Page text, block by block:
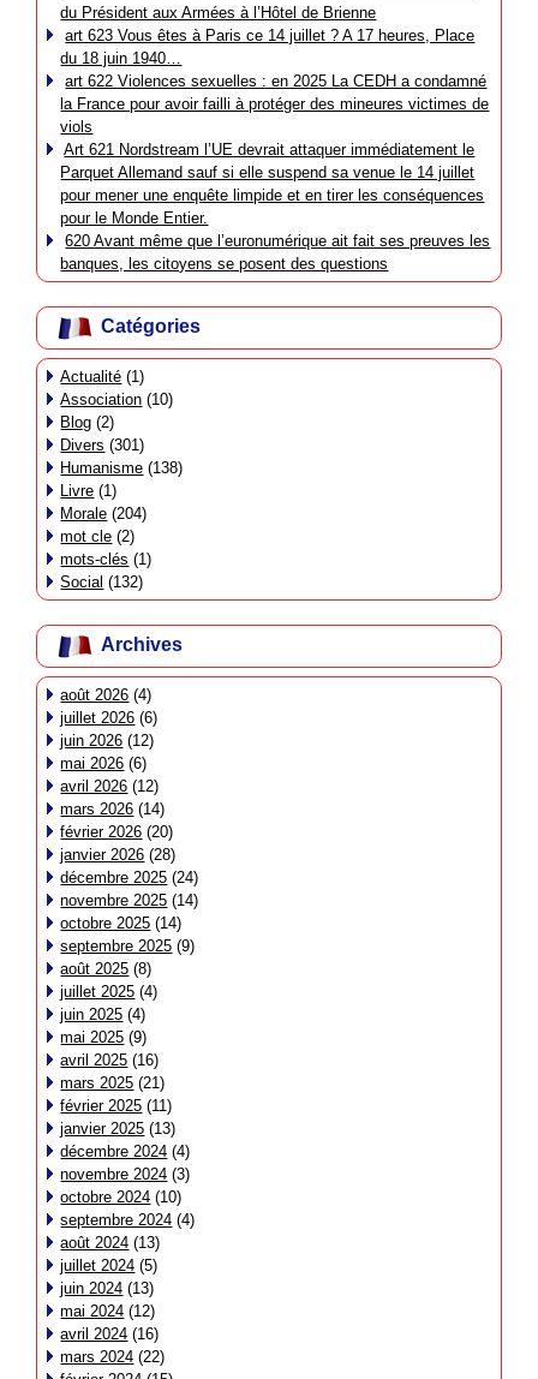
du Président aux Armées à l’Hôtel de Brienne
art 623 Vous êtes à Paris ce 14 juillet ? A 17 heures, Place
du 18 juin 1940…
art 622 Violences sexuelles : en 2025 La CEDH a condamné
la France pour avoir failli à protéger des mineures victimes de
viols
Art 621 Nordstream l’UE devrait attaquer immédiatement le
Parquet Allemand sauf si elle suspend sa venue le 14 juillet
pour mener une enquête limpide et en tirer les conséquences
pour le Monde Entier.
620 Avant même que l’euronumérique ait fait ses preuves les
banques, les citoyens se posent des questions
Catégories
Actualité (1)
Association (10)
Blog (2)
Divers (301)
Humanisme (138)
Livre (1)
Morale (204)
mot cle (2)
mots-clés (1)
Social (132)
Archives
août 2026 (4)
juillet 2026 (6)
juin 2026 (12)
mai 2026 (6)
avril 2026 (12)
mars 2026 (14)
février 2026 (20)
janvier 2026 (28)
décembre 2025 (24)
novembre 2025 (14)
octobre 2025 (14)
septembre 2025 (9)
août 2025 (8)
juillet 2025 (4)
juin 2025 (4)
mai 2025 (9)
avril 2025 (16)
mars 2025 (21)
février 2025 (11)
janvier 2025 (13)
décembre 2024 (4)
novembre 2024 (3)
octobre 2024 (10)
septembre 2024 (4)
août 2024 (13)
juillet 2024 (5)
juin 2024 (13)
mai 2024 (12)
avril 2024 (16)
mars 2024 (22)